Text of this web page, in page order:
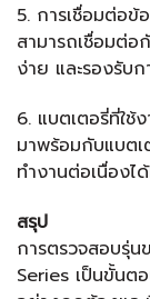
5. การเชื่อมต่อข้
สามารถเชื่อมต่
ง่าย และรองรับ
6. แบตเตอรี่ที่ใช้
มาพร้อมกับแบตเ
ทำงานต่อเนื่องไ
สรุป
การตรวจสอบรุ่
Series เป็นขั้นต